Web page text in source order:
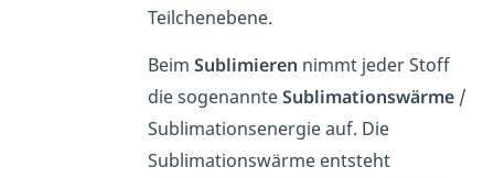
Teilchenebene.
BeimSublimieren nimmt jeder Stoff
die sogenannteSublimationswärme /
Sublimationsenergieauf. Die
Sublimationswärme entsteht